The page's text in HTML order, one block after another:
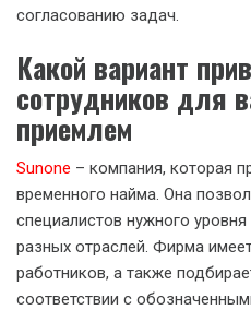
согласованию задач.
Какой вариант
сотрудников для
приемлем
Sunone – компания, которая
временного найма. Она
специалистов нужного
разных отраслей. Фирма
работников, а также
соответствии с